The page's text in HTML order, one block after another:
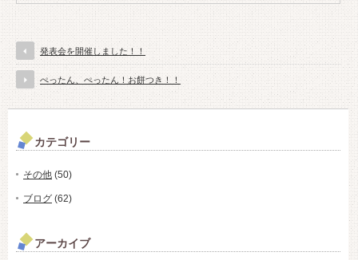
発表会を開催しました！！
ぺったん、ぺったん！お餅つき！！
カテゴリー
その他 (50)
ブログ (62)
アーカイブ